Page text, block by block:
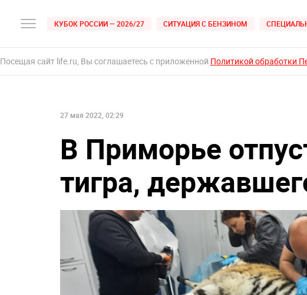
КУБОК РОССИИ — 2026/27 СИТУАЦИЯ С БЕНЗИНОМ
Посещая сайт life.ru, Вы соглашаетесь с приложенной Политикой обработки
27 мая 2022, 02:29
В Приморье
тигра,